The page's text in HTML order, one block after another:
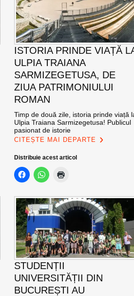
ISTORIA PRINDE VIAȚĂ
ULPIA TRAIANA
SARMIZEGETUSA, DE
ZIUA PATRIMONIULUI
ROMAN
Timp de două zile, istoria prinde viață
Ulpia Traiana Sarmizegetusa! Publicul
pasionat de istorie
CITEȘTE MAI DEPARTE
Distribuie acest articol
STUDENȚII
UNIVERSITĂȚII DIN
BUCUREȘTI AU